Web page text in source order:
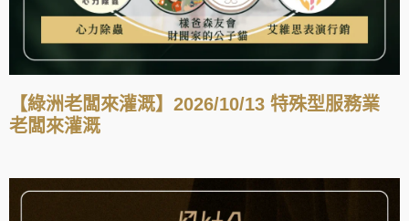
【綠洲老闆來灌溉】2026/10/13 特殊型服務業
老闆來灌溉